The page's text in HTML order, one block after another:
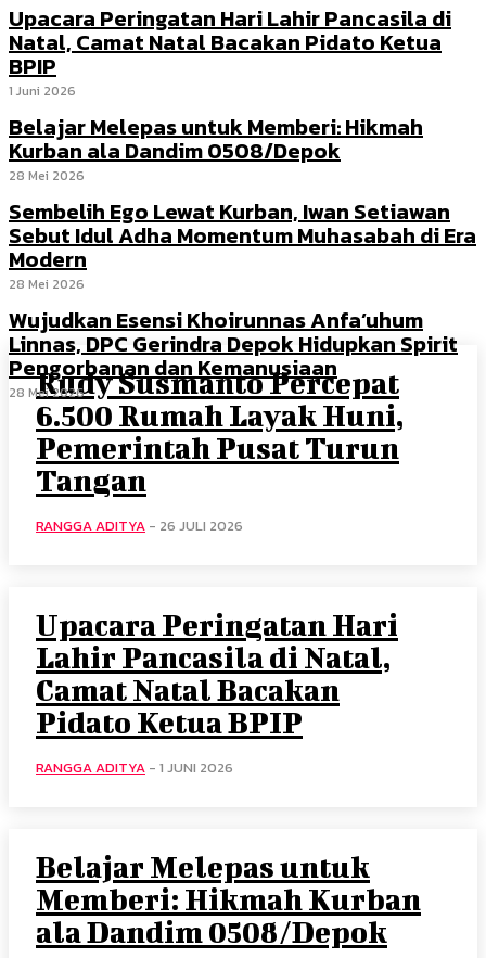
Upacara Peringatan Hari Lahir Pancasila di
Natal, Camat Natal Bacakan Pidato Ketua
BPIP
1 Juni 2026
Belajar Melepas untuk Memberi: Hikmah
Kurban ala Dandim 0508/Depok
28 Mei 2026
Sembelih Ego Lewat Kurban, Iwan Setiawan
Sebut Idul Adha Momentum Muhasabah di Era
Modern
28 Mei 2026
Wujudkan Esensi Khoirunnas Anfa’uhum
Linnas, DPC Gerindra Depok Hidupkan Spirit
Pengorbanan dan Kemanusiaan
28 Mei 2026
Rudy Susmanto Percepat
6.500 Rumah Layak Huni,
Pemerintah Pusat Turun
Tangan
RANGGA ADITYA - 26 JULI 2026
Upacara Peringatan Hari
Lahir Pancasila di Natal,
Camat Natal Bacakan
Pidato Ketua BPIP
RANGGA ADITYA - 1 JUNI 2026
Belajar Melepas untuk
Memberi: Hikmah Kurban
ala Dandim 0508/Depok